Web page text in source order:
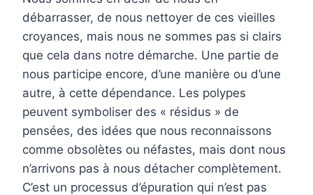
débarrasser, de nous nettoyer de ces vieilles
croyances, mais nous ne sommes pas si clairs
que cela dans notre démarche. Une partie de
nous participe encore, d’une manière ou d’une
autre, à cette dépendance. Les polypes
peuvent symboliser des « résidus » de
pensées, des idées que nous reconnaissons
comme obsolètes ou néfastes, mais dont nous
n’arrivons pas à nous détacher complètement.
C’est un processus d’épuration qui n’est pas